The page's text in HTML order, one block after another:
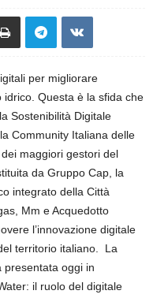
per migliorare
idrico. Questa è la sfida che
Sostenibilità Digitale
Community Italiana delle
maggiori gestori del
da Gruppo Cap, la
integrato della Città
Mm e Acquedotto
l’innovazione digitale
territorio italiano. La
presentata oggi in
il ruolo del digitale